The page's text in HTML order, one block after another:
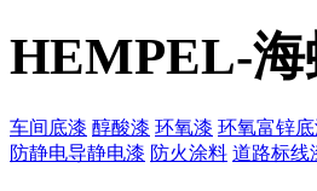
HEMPEL-海
车间底漆 醇酸漆 环氧漆 环氧富锌底
防静电导静电漆 防火涂料 道路标线